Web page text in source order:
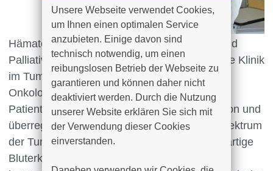
Hämatologie, Onkologie, Hämostaseologie und
Palliativmedizin übernimmt als interdisziplinäre Klinik
im Tumorzentrum Rostock e.V. und im
Onkologischen Zentrum die Betreuung von
Patienten mit Krebserkrankungen in der Region und
überregional. Wir behandeln das gesamte Spektrum
der Tumorerkrankung wie auch gute und bösartige
Bluterkrankungen des Erwachsenenalters. Es
Unsere Webseite verwendet Cookies,
um Ihnen einen optimalen Service
anzubieten. Einige davon sind
technisch notwendig, um einen
reibungslosen Betrieb der Webseite zu
garantieren und können daher nicht
deaktiviert werden. Durch die Nutzung
unserer Website erklären Sie sich mit
der Verwendung dieser Cookies
einverstanden.